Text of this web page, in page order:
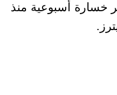
خسارة أسبوعية منذ